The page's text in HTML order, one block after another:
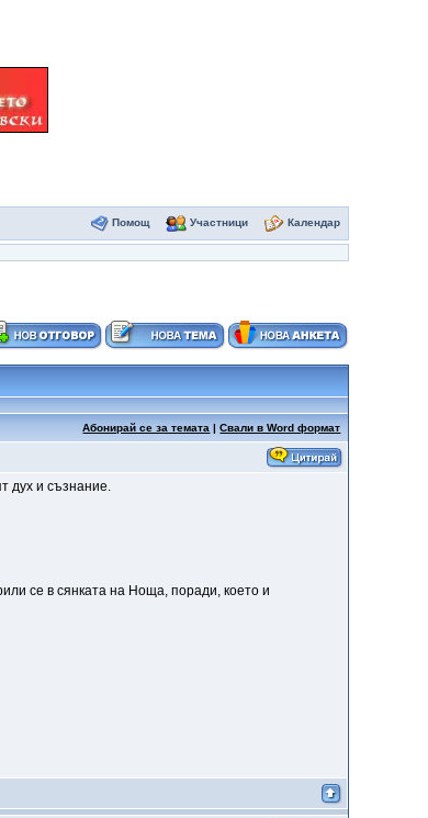
Помощ Участници Календар
Абонирай се за темата |Свали в Word формат
дух и съзнание.
се в сянката на Ноща, поради, което и